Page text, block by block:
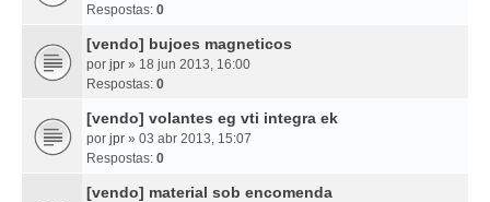
Respostas: 0
[vendo] bujoes magneticos
por jpr » 18 jun 2013, 16:00
Respostas: 0
[vendo] volantes eg vti integra ek
por jpr » 03 abr 2013, 15:07
Respostas: 0
[vendo] material sob encomenda